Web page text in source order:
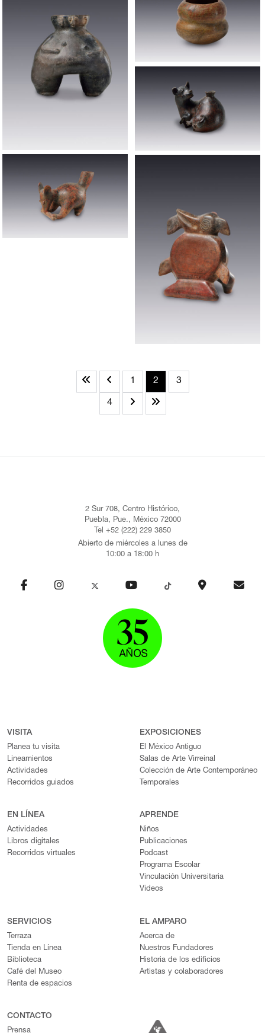
1 2 3
4
2 Sur 708, Centro Histórico,
Puebla, Pue., México 72000
Tel +52 (222) 229 3850
Abierto de miércoles a lunes de
10:00 a 18:00 h
VISITA
Planea tu visita
Lineamientos
Actividades
Recorridos guiados
EXPOSICIONES
El México Antiguo
Salas de Arte Virreinal
Colección de Arte Contemporáneo
Temporales
EN LÍNEA
Actividades
Libros digitales
Recorridos virtuales
APRENDE
Niños
Publicaciones
Podcast
Programa Escolar
Vinculación Universitaria
Videos
SERVICIOS
Terraza
Tienda en Línea
Biblioteca
Café del Museo
Renta de espacios
EL AMPARO
Acerca de
Nuestros Fundadores
Historia de los edificios
Artistas y colaboradores
CONTACTO
Prensa